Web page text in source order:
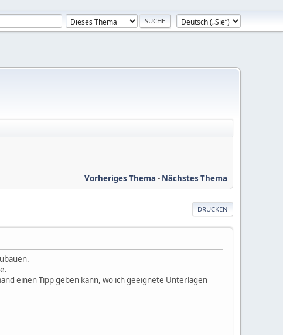
Vorheriges Thema - Nächstes Thema
DRUCKEN
einen Tipp geben kann, wo ich geeignete Unterlagen